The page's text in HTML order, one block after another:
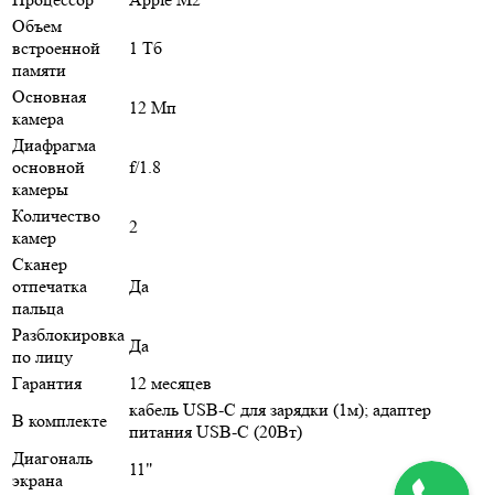
Объем
встроенной
памяти
1 Тб
Основная
камера
12 Мп
Диафрагма
основной
камеры
f/1.8
Количество
камер
2
Сканер
отпечатка
пальца
Да
Разблокировка
по лицу
Да
Гарантия
12 месяцев
В комплекте
кабель USB-C для зарядки (1м); адаптер
питания USB-C (20Вт)
Диагональ
экрана
11"